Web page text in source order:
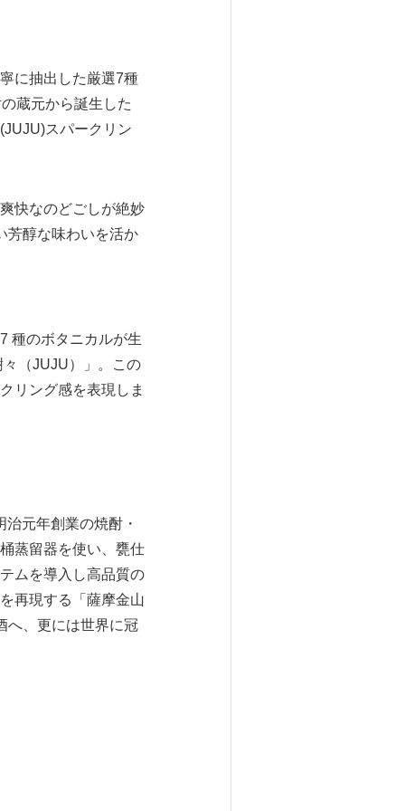
に抽出した厳選7種
蔵元から誕生した
スパークリン
快なのどごしが絶妙
芳醇な味わいを活か
種のボタニカルが生
（JUJU）」。この
リング感を表現しま
元年創業の焼酎・
蒸留器を使い、甕仕
ムを導入し高品質の
再現する「薩摩金山
へ、更には世界に冠